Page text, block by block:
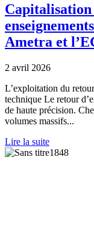
Ametra et
2 avril 2026
L’exploitation du
technique Le retour
de haute précision.
volumes massifs...
Lire la suite